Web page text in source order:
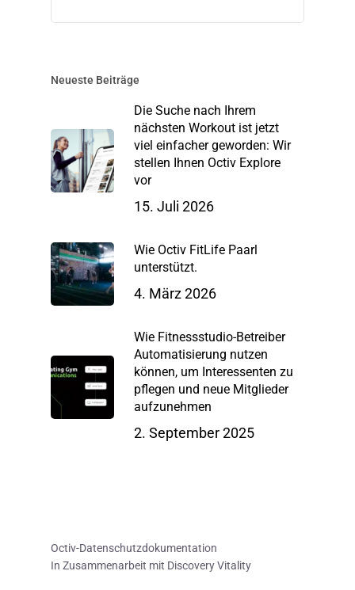
Neueste Beiträge
Die Suche nach Ihrem
nächsten Workout ist jetzt
viel einfacher geworden: Wir
stellen Ihnen Octiv Explore
vor
15. Juli 2026
Wie Octiv FitLife Paarl
unterstützt.
4. März 2026
Wie Fitnessstudio-Betreiber
Automatisierung nutzen
können, um Interessenten zu
pflegen und neue Mitglieder
aufzunehmen
2. September 2025
Octiv-Datenschutzdokumentation
In Zusammenarbeit mit Discovery Vitality